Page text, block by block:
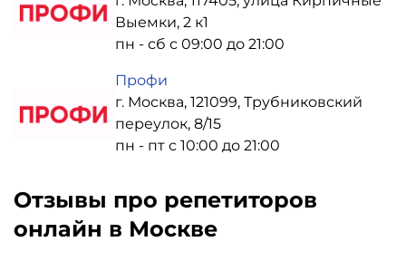
Выемки, 2 к1
пн - сб с 09:00 до 21:00
Профи
г. Москва, 121099, Трубниковский
переулок, 8/15
пн - пт с 10:00 до 21:00
Отзывы про репетиторов
онлайн в Москве